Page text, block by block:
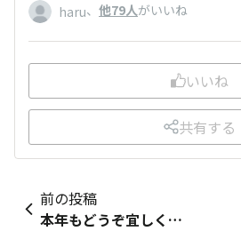
haru、 他79人がいいね
いいね
共有する
前の投稿
本年もどうぞ宜しくお願いします！